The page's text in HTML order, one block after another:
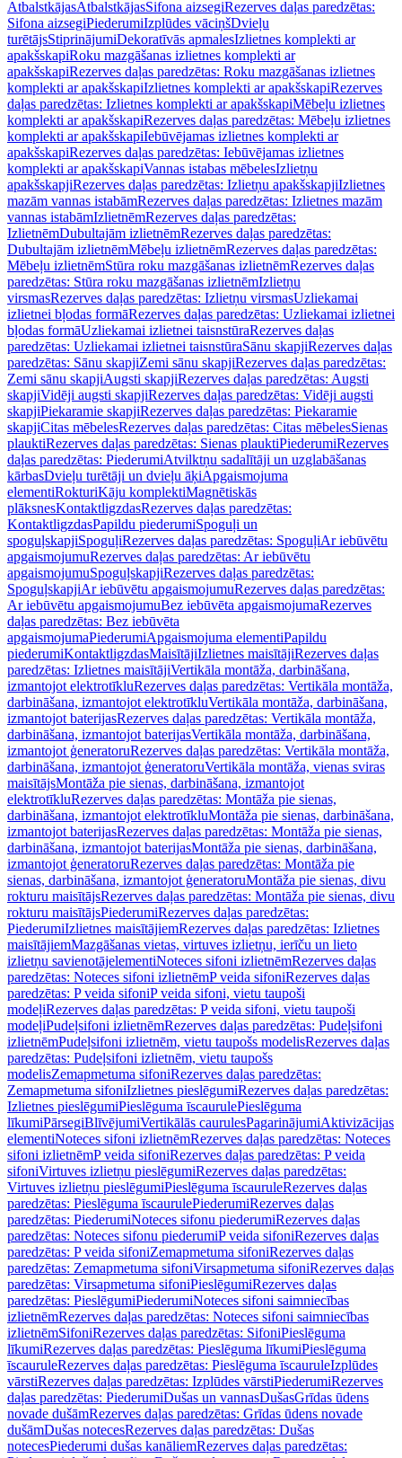
AtbalstkājasAtbalstkājasSifona aizsegiRezerves daļas paredzētas:
Sifona aizsegiPiederumiIzplūdes vāciņšDvieļu
turētājsStiprinājumiDekoratīvās apmalesIzlietnes komplekti ar
apakšskapiRoku mazgāšanas izlietnes komplekti ar
apakšskapiRezerves daļas paredzētas: Roku mazgāšanas izlietnes
komplekti ar apakšskapiIzlietnes komplekti ar apakšskapiRezerves
daļas paredzētas: Izlietnes komplekti ar apakšskapiMēbeļu izlietnes
komplekti ar apakšskapiRezerves daļas paredzētas: Mēbeļu izlietnes
komplekti ar apakšskapiIebūvējamas izlietnes komplekti ar
apakšskapiRezerves daļas paredzētas: Iebūvējamas izlietnes
komplekti ar apakšskapiVannas istabas mēbelesIzlietņu
apakšskapjiRezerves daļas paredzētas: Izlietņu apakšskapjiIzlietnes
mazām vannas istabāmRezerves daļas paredzētas: Izlietnes mazām
vannas istabāmIzlietnēmRezerves daļas paredzētas:
IzlietnēmDubultajām izlietnēmRezerves daļas paredzētas:
Dubultajām izlietnēmMēbeļu izlietnēmRezerves daļas paredzētas:
Mēbeļu izlietnēmStūra roku mazgāšanas izlietnēmRezerves daļas
paredzētas: Stūra roku mazgāšanas izlietnēmIzlietņu
virsmasRezerves daļas paredzētas: Izlietņu virsmasUzliekamai
izlietnei bļodas formāRezerves daļas paredzētas: Uzliekamai izlietnei
bļodas formāUzliekamai izlietnei taisnstūraRezerves daļas
paredzētas: Uzliekamai izlietnei taisnstūraSānu skapjiRezerves daļas
paredzētas: Sānu skapjiZemi sānu skapjiRezerves daļas paredzētas:
Zemi sānu skapjiAugsti skapjiRezerves daļas paredzētas: Augsti
skapjiVidēji augsti skapjiRezerves daļas paredzētas: Vidēji augsti
skapjiPiekaramie skapjiRezerves daļas paredzētas: Piekaramie
skapjiCitas mēbelesRezerves daļas paredzētas: Citas mēbelesSienas
plauktiRezerves daļas paredzētas: Sienas plauktiPiederumiRezerves
daļas paredzētas: PiederumiAtvilktņu sadalītāji un uzglabāšanas
kārbasDvieļu turētāji un dvieļu āķiApgaismojuma
elementiRokturiKāju komplektiMagnētiskās
plāksnesKontaktligzdasRezerves daļas paredzētas:
KontaktligzdasPapildu piederumiSpoguļi un
spoguļskapjiSpoguļiRezerves daļas paredzētas: SpoguļiAr iebūvētu
apgaismojumuRezerves daļas paredzētas: Ar iebūvētu
apgaismojumuSpoguļskapjiRezerves daļas paredzētas:
SpoguļskapjiAr iebūvētu apgaismojumuRezerves daļas paredzētas:
Ar iebūvētu apgaismojumuBez iebūvēta apgaismojumaRezerves
daļas paredzētas: Bez iebūvēta
apgaismojumaPiederumiApgaismojuma elementiPapildu
piederumiKontaktligzdasMaisītājiIzlietnes maisītājiRezerves daļas
paredzētas: Izlietnes maisītājiVertikāla montāža, darbināšana,
izmantojot elektrotīkluRezerves daļas paredzētas: Vertikāla montāža,
darbināšana, izmantojot elektrotīkluVertikāla montāža, darbināšana,
izmantojot baterijasRezerves daļas paredzētas: Vertikāla montāža,
darbināšana, izmantojot baterijasVertikāla montāža, darbināšana,
izmantojot ģeneratoruRezerves daļas paredzētas: Vertikāla montāža,
darbināšana, izmantojot ģeneratoruVertikāla montāža, vienas sviras
maisītājsMontāža pie sienas, darbināšana, izmantojot
elektrotīkluRezerves daļas paredzētas: Montāža pie sienas,
darbināšana, izmantojot elektrotīkluMontāža pie sienas, darbināšana,
izmantojot baterijasRezerves daļas paredzētas: Montāža pie sienas,
darbināšana, izmantojot baterijasMontāža pie sienas, darbināšana,
izmantojot ģeneratoruRezerves daļas paredzētas: Montāža pie
sienas, darbināšana, izmantojot ģeneratoruMontāža pie sienas, divu
rokturu maisītājsRezerves daļas paredzētas: Montāža pie sienas, divu
rokturu maisītājsPiederumiRezerves daļas paredzētas:
PiederumiIzlietnes maisītājiemRezerves daļas paredzētas: Izlietnes
maisītājiemMazgāšanas vietas, virtuves izlietņu, ierīču un lieto
izlietņu savienotājelementiNoteces sifoni izlietnēmRezerves daļas
paredzētas: Noteces sifoni izlietnēmP veida sifoniRezerves daļas
paredzētas: P veida sifoniP veida sifoni, vietu taupoši
modeļiRezerves daļas paredzētas: P veida sifoni, vietu taupoši
modeļiPudeļsifoni izlietnēmRezerves daļas paredzētas: Pudeļsifoni
izlietnēmPudeļsifoni izlietnēm, vietu taupošs modelisRezerves daļas
paredzētas: Pudeļsifoni izlietnēm, vietu taupošs
modelisZemapmetuma sifoniRezerves daļas paredzētas:
Zemapmetuma sifoniIzlietnes pieslēgumiRezerves daļas paredzētas:
Izlietnes pieslēgumiPieslēguma īscaurulePieslēguma
līkumiPārsegiBlīvējumiVertikālās caurulesPagarinājumiAktivizācijas
elementiNoteces sifoni izlietnēmRezerves daļas paredzētas: Noteces
sifoni izlietnēmP veida sifoniRezerves daļas paredzētas: P veida
sifoniVirtuves izlietņu pieslēgumiRezerves daļas paredzētas:
Virtuves izlietņu pieslēgumiPieslēguma īscauruleRezerves daļas
paredzētas: Pieslēguma īscaurulePiederumiRezerves daļas
paredzētas: PiederumiNoteces sifonu piederumiRezerves daļas
paredzētas: Noteces sifonu piederumiP veida sifoniRezerves daļas
paredzētas: P veida sifoniZemapmetuma sifoniRezerves daļas
paredzētas: Zemapmetuma sifoniVirsapmetuma sifoniRezerves daļas
paredzētas: Virsapmetuma sifoniPieslēgumiRezerves daļas
paredzētas: PieslēgumiPiederumiNoteces sifoni saimniecības
izlietnēmRezerves daļas paredzētas: Noteces sifoni saimniecības
izlietnēmSifoniRezerves daļas paredzētas: SifoniPieslēguma
līkumiRezerves daļas paredzētas: Pieslēguma līkumiPieslēguma
īscauruleRezerves daļas paredzētas: Pieslēguma īscauruleIzplūdes
vārstiRezerves daļas paredzētas: Izplūdes vārstiPiederumiRezerves
daļas paredzētas: PiederumiDušas un vannasDušasGrīdas ūdens
novade dušāmRezerves daļas paredzētas: Grīdas ūdens novade
dušāmDušas notecesRezerves daļas paredzētas: Dušas
notecesPiederumi dušas kanāliemRezerves daļas paredzētas: